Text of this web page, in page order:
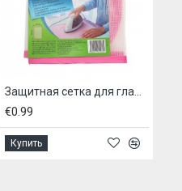
Защитная сетка для глажки тканей, SMART WASH
€0.99
Купить